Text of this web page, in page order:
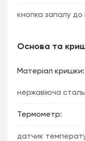
кнопка запалу до
Основа та
Матеріал кришки
нержавіюча
Термометр
датчик